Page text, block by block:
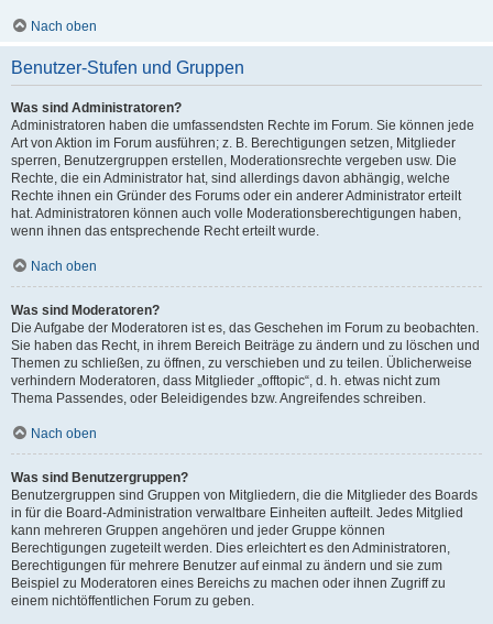
Nach oben
Benutzer-Stufen und Gruppen
Was sind Administratoren?
Administratoren haben die umfassendsten Rechte im Forum. Sie können jede
Art von Aktion im Forum ausführen; z. B. Berechtigungen setzen, Mitglieder
sperren, Benutzergruppen erstellen, Moderationsrechte vergeben usw. Die
Rechte, die ein Administrator hat, sind allerdings davon abhängig, welche
Rechte ihnen ein Gründer des Forums oder ein anderer Administrator erteilt
hat. Administratoren können auch volle Moderationsberechtigungen haben,
wenn ihnen das entsprechende Recht erteilt wurde.
Nach oben
Was sind Moderatoren?
Die Aufgabe der Moderatoren ist es, das Geschehen im Forum zu beobachten.
Sie haben das Recht, in ihrem Bereich Beiträge zu ändern und zu löschen und
Themen zu schließen, zu öffnen, zu verschieben und zu teilen. Üblicherweise
verhindern Moderatoren, dass Mitglieder „offtopic“, d. h. etwas nicht zum
Thema Passendes, oder Beleidigendes bzw. Angreifendes schreiben.
Nach oben
Was sind Benutzergruppen?
Benutzergruppen sind Gruppen von Mitgliedern, die die Mitglieder des Boards
in für die Board-Administration verwaltbare Einheiten aufteilt. Jedes Mitglied
kann mehreren Gruppen angehören und jeder Gruppe können
Berechtigungen zugeteilt werden. Dies erleichtert es den Administratoren,
Berechtigungen für mehrere Benutzer auf einmal zu ändern und sie zum
Beispiel zu Moderatoren eines Bereichs zu machen oder ihnen Zugriff zu
einem nichtöffentlichen Forum zu geben.